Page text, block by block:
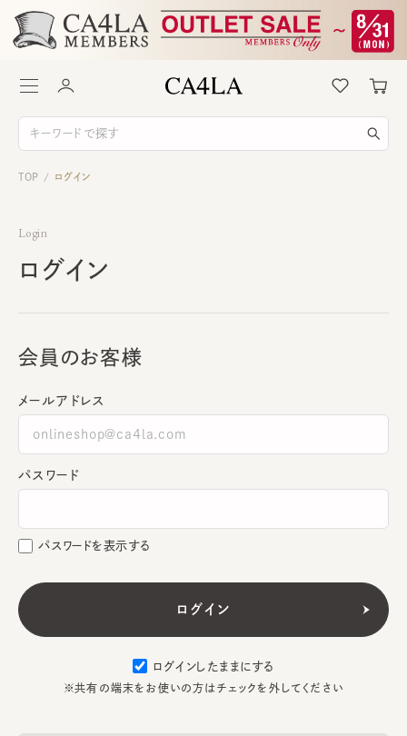
TOP / ログイン
Login
ログイン
会員のお客様
メールアドレス
パスワード
パスワードを表示する
ログインしたままにする
※共有の端末をお使いの方はチェックを外してください